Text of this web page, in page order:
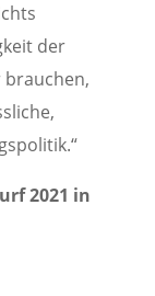
der
brauchen,
2021 in